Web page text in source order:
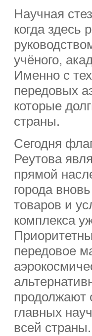
Научная
когда здесь
учёного,
Именно с
передовых
которые
страны.
Сегодня
Реутова
прямой
города
товаров и
комплекса
передовое
продолжают
главных
всей страны.